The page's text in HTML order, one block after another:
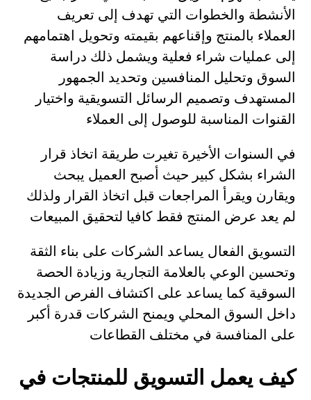
الأنشطة والخطوات التي تهدف إلى تعريف
العملاء بالمنتج وإقناعهم بقيمته وتحويل اهتمامهم
إلى عمليات شراء فعلية ويشمل ذلك دراسة
السوق وتحليل المنافسين وتحديد الجمهور
المستهدف وتصميم الرسائل التسويقية واختيار
القنوات المناسبة للوصول إلى العملاء
في السنوات الأخيرة تغيرت طريقة اتخاذ قرار
الشراء بشكل كبير حيث أصبح العميل يبحث
ويقارن ويقرأ المراجعات قبل اتخاذ القرار ولذلك
لم يعد عرض المنتج فقط كافيا لتحقيق المبيعات
التسويق الفعال يساعد الشركات على بناء الثقة
وتحسين الوعي بالعلامة التجارية وزيادة الحصة
السوقية كما يساعد على اكتشاف الفرص الجديدة
داخل السوق المحلي ويمنح الشركات قدرة أكبر
على المنافسة في مختلف القطاعات
كيف يعمل التسويق للمنتجات في